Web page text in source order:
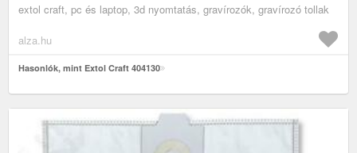
extol craft, pc és laptop, 3d nyomtatás, gravírozók, gravírozó tollak
alza.hu
Hasonlók, mint Extol Craft 404130